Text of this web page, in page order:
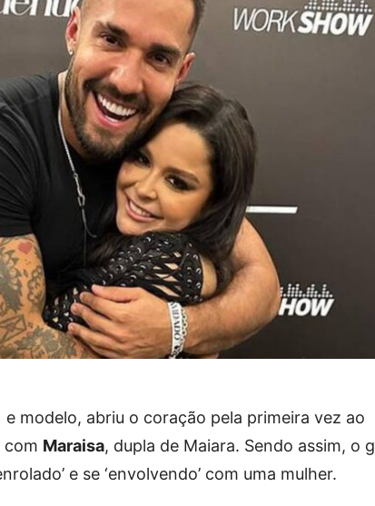
modelo, abriu o coração pela primeira vez ao
com Maraisa, dupla de Maiara. Sendo assim, o
e se ‘envolvendo’ com uma mulher.